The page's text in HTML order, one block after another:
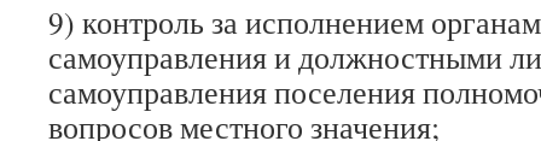
9) контроль за исполнением
самоуправления и должностными
самоуправления поселения
вопросов местного значения;